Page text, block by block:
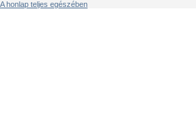
A honlap teljes egészében